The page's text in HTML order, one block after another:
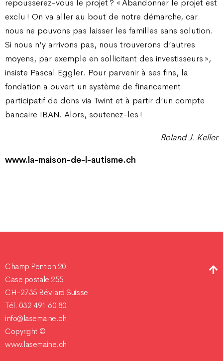
repousserez-vous le projet ? « Abandonner le projet est
exclu ! On va aller au bout de notre démarche, car
nous ne pouvons pas laisser les familles sans solution.
Si nous n’y arrivons pas, nous trouverons d’autres
moyens, par exemple en sollicitant des investisseurs »,
insiste Pascal Eggler. Pour parvenir à ses fins, la
fondation a ouvert un système de financement
participatif de dons via Twint et à partir d’un compte
bancaire IBAN. Alors, soutenez-les !
Roland J. Keller
www.la-maison-de-l-autisme.ch
Champ Pention 20
Case postale 255
CH-2735 Bévilard Suisse
Tél. 032 491 60 80
info@lasemaine.ch
Copyright ©
www.lasemaine.ch